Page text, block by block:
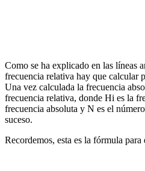
Como se ha explicado en las líneas
frecuencia relativa hay que calcular
Una vez calculada la frecuencia
frecuencia relativa, donde Hi es la
frecuencia absoluta y N es el
suceso.
Recordemos, esta es la fórmula